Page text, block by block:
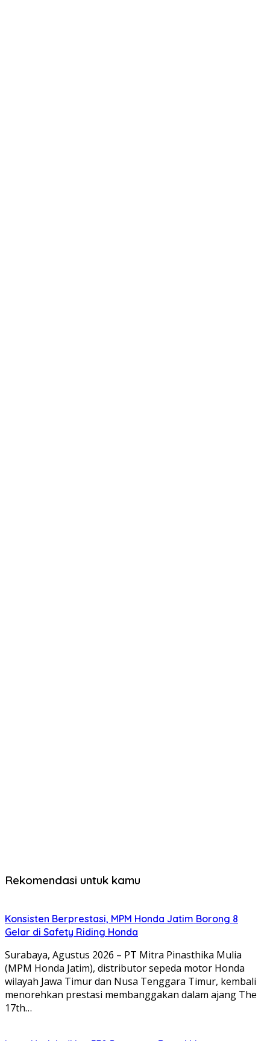
Rekomendasi untuk kamu
Konsisten Berprestasi, MPM Honda Jatim Borong 8
Gelar di Safety Riding Honda
Surabaya, Agustus 2026 – PT Mitra Pinasthika Mulia
(MPM Honda Jatim), distributor sepeda motor Honda
wilayah Jawa Timur dan Nusa Tenggara Timur, kembali
menorehkan prestasi membanggakan dalam ajang The
17th…